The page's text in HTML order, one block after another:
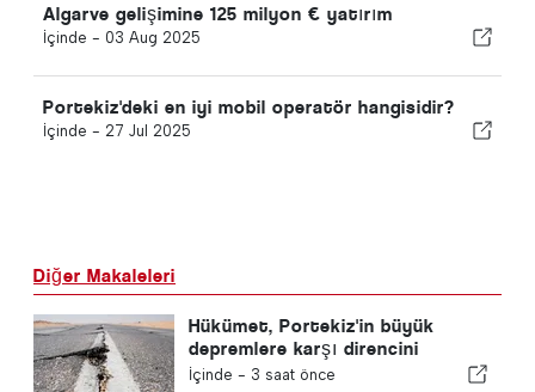
Algarve gelişimine 125 milyon € yatırım
İçinde - 03 Aug 2025
Portekiz'deki en iyi mobil operatör hangisidir?
İçinde - 27 Jul 2025
Diğer Makaleleri
Hükümet, Portekiz'in büyük
depremlere karşı direncini
artırmak için 30 yıllık ulusal plan
İçinde - 3 saat önce